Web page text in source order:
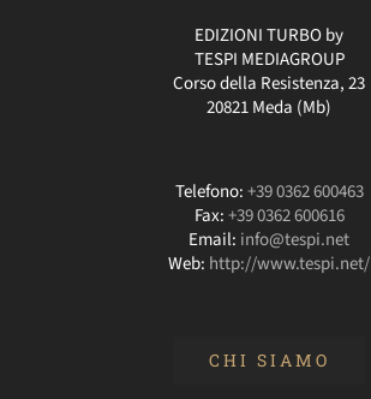
EDIZIONI TURBO by
TESPI MEDIAGROUP
Corso della Resistenza, 23
20821 Meda (Mb)
Telefono:+39 0362 600463
Fax:+39 0362 600616
Email: info@tespi.net
Web: http://www.tespi.net/
CHI SIAMO